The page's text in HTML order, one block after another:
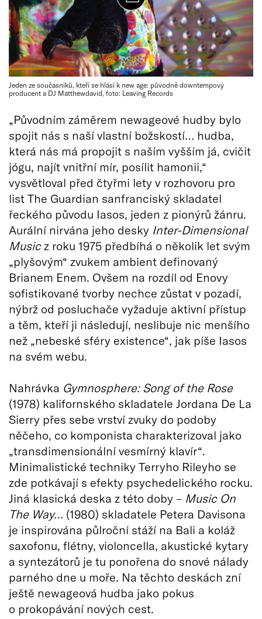
Jeden ze současníků, kteří se hlásí k new age: původně downtempový
producent a DJ Matthewdavid, foto: Leaving Records
„Původním záměrem newageové hudby bylo
spojit nás s naší vlastní božskostí… hudba,
která nás má propojit s naším vyšším já, cvičit
jógu, najít vnitřní mír, posílit hamonii,“
vysvětloval před čtyřmi lety v rozhovoru pro
list The Guardian sanfranciský skladatel
řeckého původu Iasos, jeden z pionýrů žánru.
Aurální nirvána jeho desky Inter-Dimensional
Musicz roku 1975 předbíhá o několik let svým
„plyšovým“ zvukem ambient definovaný
Brianem Enem. Ovšem na rozdíl od Enovy
sofistikované tvorby nechce zůstat v pozadí,
nýbrž od posluchače vyžaduje aktivní přístup
a těm, kteří ji následují, neslibuje nic menšího
než „nebeské sféry existence“, jak píše Iasos
na svém webu.
Nahrávka Gymnosphere: Song of the Rose
(1978) kalifornského skladatele Jordana De La
Sierry přes sebe vrství zvuky do podoby
něčeho, co komponista charakterizoval jako
„transdimensionální vesmírný klavír“.
Minimalistické techniky Terryho Rileyho se
zde potkávají s efekty psychedelického rocku.
Jiná klasická deska z této doby – Music On
The Way… (1980) skladatele Petera Davisona
je inspirována půlroční stáží na Bali a koláž
saxofonu, flétny, violoncella, akustické kytary
a syntezátorů je tu ponořena do snové nálady
parného dne u moře. Na těchto deskách zní
ještě newageová hudba jako pokus
o prokopávání nových cest.